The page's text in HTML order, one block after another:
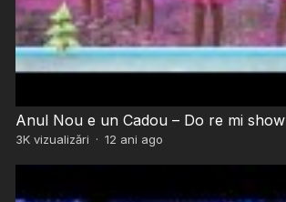
Anul Nou e un Cadou – Do re mi show
3Kvizualizări · 12 ani ago